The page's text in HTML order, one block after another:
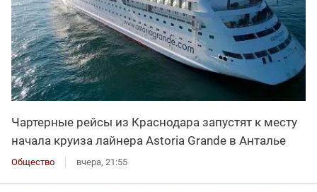
Чартерные рейсы из Краснодара запустят к месту
начала круиза лайнера Astoria Grande в Анталье
Общество вчера, 21:55